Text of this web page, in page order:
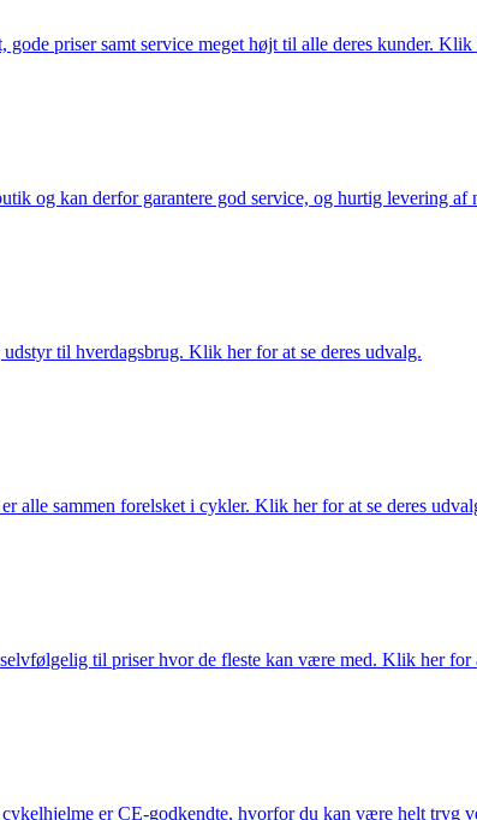
priser samt service meget højt til alle deres kunder. Klik
og kan derfor garantere god service, og hurtig levering
til hverdagsbrug. Klik her for at se deres udvalg.
alle sammen forelsket i cykler. Klik her for at se deres
til priser hvor de fleste kan være med. Klik her for
er CE-godkendte, hvorfor du kan være helt tryg